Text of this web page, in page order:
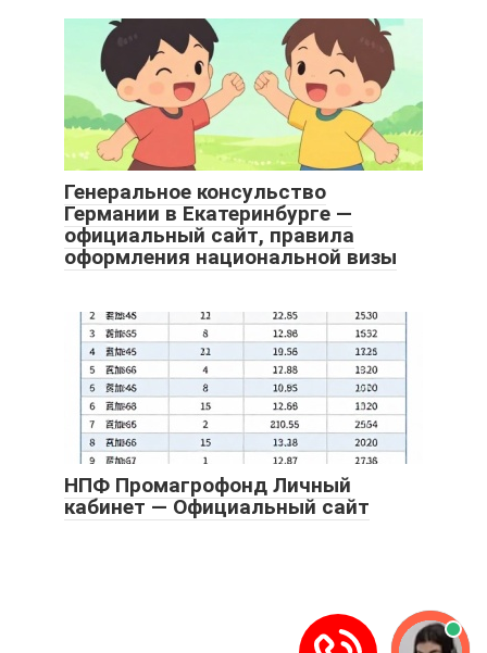
Генеральное консульство
Германии в Екатеринбурге —
официальный сайт, правила
оформления национальной визы
НПФ Промагрофонд Личный
кабинет — Официальный сайт